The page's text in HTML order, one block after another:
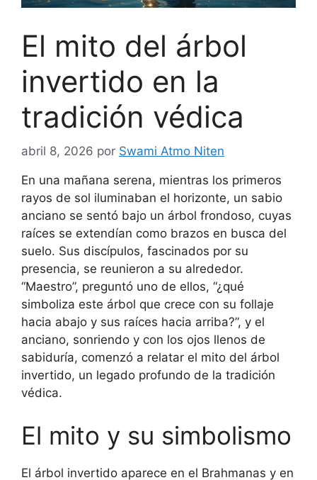
El mito del árbol
invertido en la
tradición védica
abril 8, 2026 por Swami Atmo Niten
En una mañana serena, mientras los primeros
rayos de sol iluminaban el horizonte, un sabio
anciano se sentó bajo un árbol frondoso, cuyas
raíces se extendían como brazos en busca del
suelo. Sus discípulos, fascinados por su
presencia, se reunieron a su alrededor.
“Maestro”, preguntó uno de ellos, “¿qué
simboliza este árbol que crece con su follaje
hacia abajo y sus raíces hacia arriba?”, y el
anciano, sonriendo y con los ojos llenos de
sabiduría, comenzó a relatar el mito del árbol
invertido, un legado profundo de la tradición
védica.
El mito y su simbolismo
El árbol invertido aparece en el Brahmanas y en